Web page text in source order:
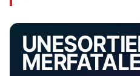
UNE SORTIE
MER